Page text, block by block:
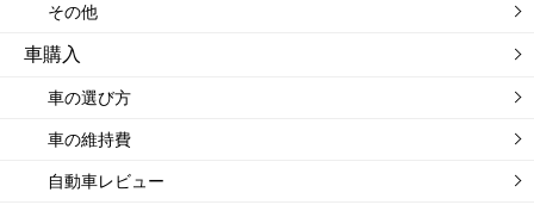
その他
車購入
車の選び方
車の維持費
自動車レビュー